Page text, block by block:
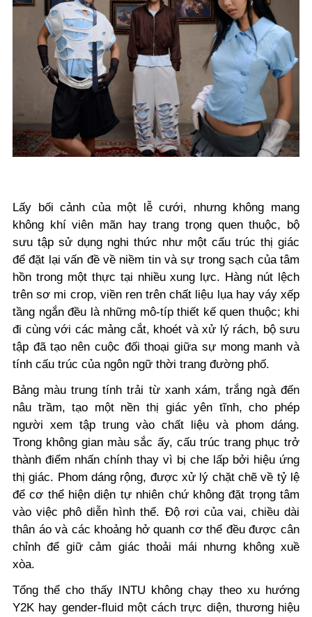
Lấy bối cảnh của một lễ cưới, nhưng không mang
không khí viên mãn hay trang trọng quen thuộc, bộ
sưu tập sử dụng nghi thức như một cấu trúc thị giác
để đặt lại vấn đề về niềm tin và sự trong sạch của tâm
hồn trong một thực tại nhiều xung lực. Hàng nút lệch
trên sơ mi crop, viền ren trên chất liệu lụa hay váy xếp
tầng ngắn đều là những mô-típ thiết kế quen thuộc; khi
đi cùng với các mảng cắt, khoét và xử lý rách, bộ sưu
tập đã tạo nên cuộc đối thoại giữa sự mong manh và
tính cấu trúc của ngôn ngữ thời trang đường phố.
Bảng màu trung tính trải từ xanh xám, trắng ngà đến
nâu trầm, tạo một nền thị giác yên tĩnh, cho phép
người xem tập trung vào chất liệu và phom dáng.
Trong không gian màu sắc ấy, cấu trúc trang phục trở
thành điểm nhấn chính thay vì bị che lấp bởi hiệu ứng
thị giác. Phom dáng rộng, được xử lý chặt chẽ về tỷ lệ
để cơ thể hiện diện tự nhiên chứ không đặt trọng tâm
vào việc phô diễn hình thể. Độ rơi của vai, chiều dài
thân áo và các khoảng hở quanh cơ thể đều được cân
chỉnh để giữ cảm giác thoải mái nhưng không xuề
xòa.
Tổng thể cho thấy INTU không chạy theo xu hướng
Y2K hay gender-fluid một cách trực diện, thương hiệu